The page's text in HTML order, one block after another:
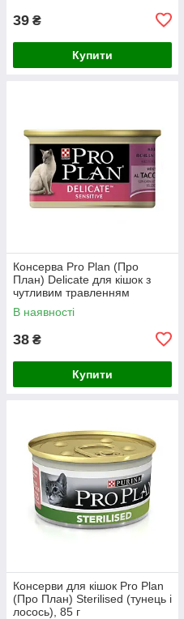
39 ₴
Купити
Консерва Pro Plan (Про
План) Delicate для кішок з
чутливим травленням
(індичка в соусі), 85 г
В наявності
38 ₴
Купити
Консерви для кішок Pro Plan
(Про План) Sterilised (тунець і
лосось), 85 г